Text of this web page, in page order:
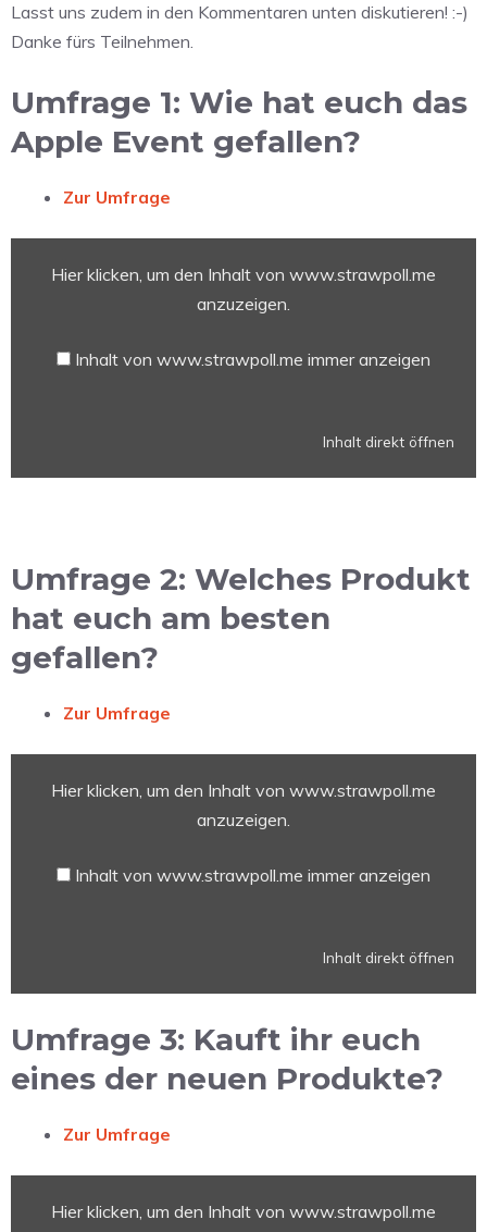
Lasst uns zudem in den Kommentaren unten diskutieren! :-)
Danke fürs Teilnehmen.
Umfrage 1: Wie hat euch das
Apple Event gefallen?
Zur Umfrage
Hier klicken, um den Inhalt von www.strawpoll.me
anzuzeigen.
Inhalt von www.strawpoll.me immer anzeigen
Inhalt direkt öffnen
Umfrage 2: Welches Produkt
hat euch am besten
gefallen?
Zur Umfrage
Hier klicken, um den Inhalt von www.strawpoll.me
anzuzeigen.
Inhalt von www.strawpoll.me immer anzeigen
Inhalt direkt öffnen
Umfrage 3: Kauft ihr euch
eines der neuen Produkte?
Zur Umfrage
Hier klicken, um den Inhalt von www.strawpoll.me